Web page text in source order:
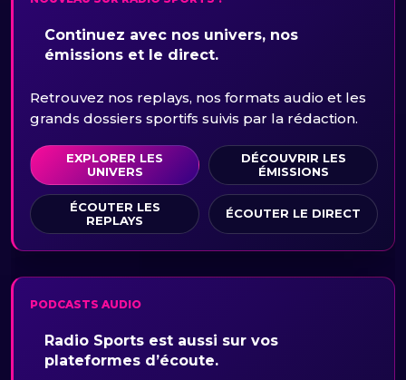
Continuez avec nos univers, nos
émissions et le direct.
Retrouvez nos replays, nos formats audio et les
grands dossiers sportifs suivis par la rédaction.
EXPLORER LES
UNIVERS
DÉCOUVRIR LES
ÉMISSIONS
ÉCOUTER LES
REPLAYS
ÉCOUTER LE DIRECT
PODCASTS AUDIO
Radio Sports est aussi sur vos
plateformes d’écoute.